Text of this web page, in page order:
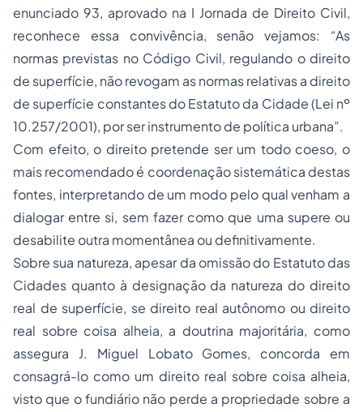
enunciado 93, aprovado na I Jornada de Direito Civil,
reconhece essa convivência, senão vejamos: “As
normas previstas no Código Civil, regulando o direito
de superfície, não revogam as normas relativas a direito
de superfície constantes do Estatuto da Cidade (Lei nº
10.257/2001), por ser instrumento de política urbana”.
Com efeito, o direito pretende ser um todo coeso, o
mais recomendado é coordenação sistemática destas
fontes, interpretando de um modo pelo qual venham a
dialogar entre si, sem fazer como que uma supere ou
desabilite outra momentânea ou definitivamente.
Sobre sua natureza, apesar da omissão do Estatuto das
Cidades quanto à designação da natureza do direito
real de superfície, se direito real autônomo ou direito
real sobre coisa alheia, a doutrina majoritária, como
assegura J. Miguel Lobato Gomes, concorda em
consagrá-lo como um direito real sobre coisa alheia,
visto que o fundiário não perde a propriedade sobre a